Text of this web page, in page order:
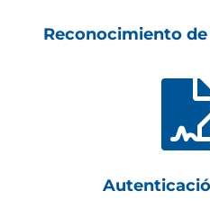
Reconocimiento